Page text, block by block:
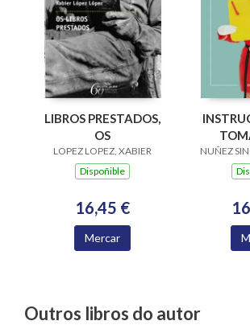
LIBROS PRESTADOS,
OS
LOPEZ LOPEZ, XABIER
Dispoñible
16,45 €
Mercar
NUÑEZ
Outros libros do autor